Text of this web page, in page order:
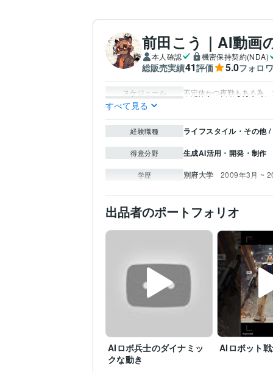
前田こう｜AI動画
本人確認 機密保持契約(NDA)
総販売実績41評価 5.0フォロ
スケジュール 不定休かつ夜勤もある為
すべて見る
経験職種 ライフスタイル・その他
得意分野 生成AI活用・開発・制作
学歴 別府大学 2009年3月 ~
出品者のポートフォリオ
AIロボ兵士のダイナミッ
クな動き
AIロボット